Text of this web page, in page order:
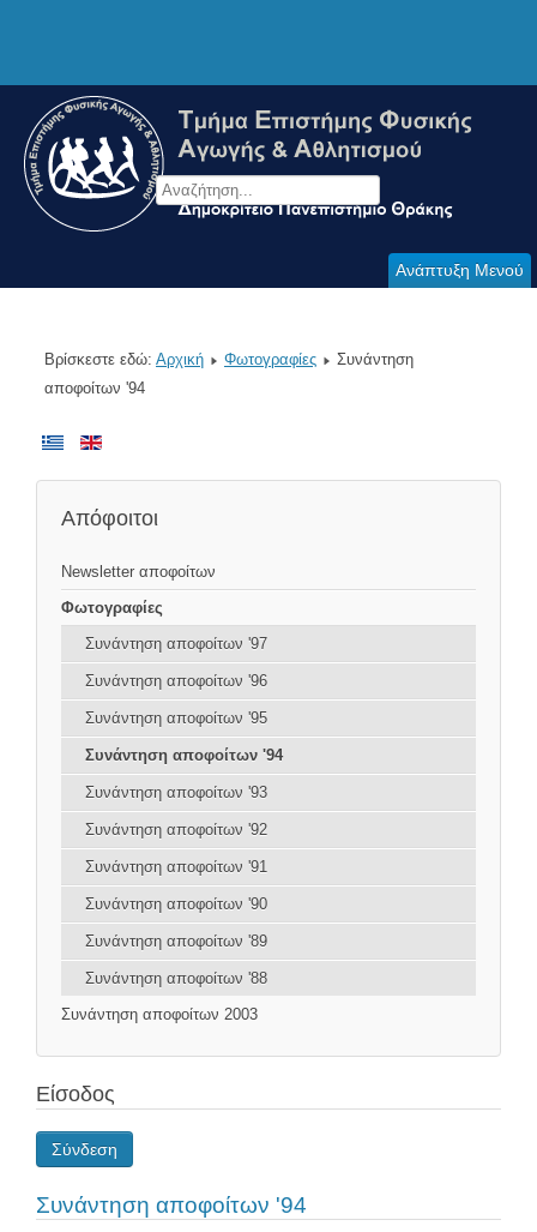
Ανάπτυξη Μενού
Βρίσκεστε εδώ: Αρχική Φωτογραφίες
Συνάντηση
αποφοίτων '94
Απόφοιτοι
Newsletter αποφοίτων
Φωτογραφίες
Συνάντηση αποφοίτων '97
Συνάντηση αποφοίτων '96
Συνάντηση αποφοίτων '95
Συνάντηση αποφοίτων '94
Συνάντηση αποφοίτων '93
Συνάντηση αποφοίτων '92
Συνάντηση αποφοίτων '91
Συνάντηση αποφοίτων '90
Συνάντηση αποφοίτων '89
Συνάντηση αποφοίτων '88
Συνάντηση αποφοίτων 2003
Είσοδος
Σύνδεση
Συνάντηση αποφοίτων '94